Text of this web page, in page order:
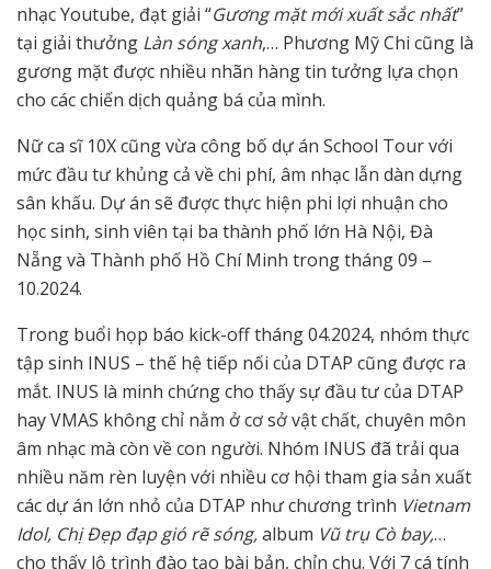
nhạc Youtube, đạt giải “Gương mặt mới xuất sắc nhất”
tại giải thưởng Làn sóng xanh,… Phương Mỹ Chi cũng là
gương mặt được nhiều nhãn hàng tin tưởng lựa chọn
cho các chiến dịch quảng bá của mình.
Nữ ca sĩ 10X cũng vừa công bố dự án School Tour với
mức đầu tư khủng cả về chi phí, âm nhạc lẫn dàn dựng
sân khấu. Dự án sẽ được thực hiện phi lợi nhuận cho
học sinh, sinh viên tại ba thành phố lớn Hà Nội, Đà
Nẵng và Thành phố Hồ Chí Minh trong tháng 09 –
10.2024.
Trong buổi họp báo kick-off tháng 04.2024, nhóm thực
tập sinh INUS – thế hệ tiếp nối của DTAP cũng được ra
mắt. INUS là minh chứng cho thấy sự đầu tư của DTAP
hay VMAS không chỉ nằm ở cơ sở vật chất, chuyên môn
âm nhạc mà còn về con người. Nhóm INUS đã trải qua
nhiều năm rèn luyện với nhiều cơ hội tham gia sản xuất
các dự án lớn nhỏ của DTAP như chương trình Vietnam
Idol, Chị Đẹp đạp gió rẽ sóng,album Vũ trụ Cò bay,…
cho thấy lộ trình đào tạo bài bản, chỉn chu. Với 7 cá tính